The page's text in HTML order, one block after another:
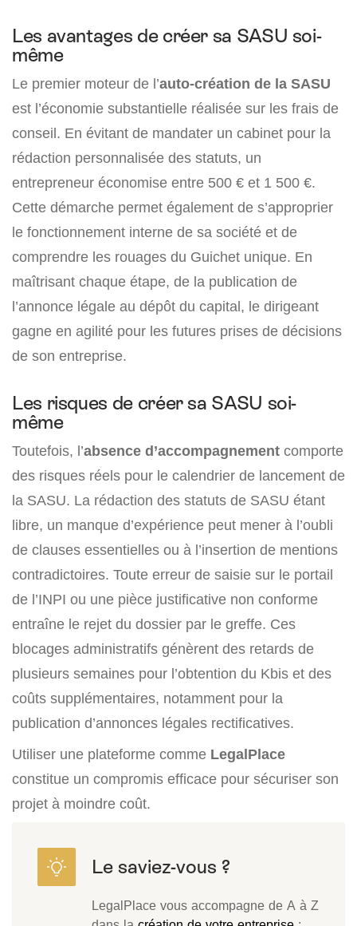
Les avantages de créer sa SASU soi-
même
Le premier moteur de l’auto-création de la SASU
est l’économie substantielle réalisée sur les frais de
conseil. En évitant de mandater un cabinet pour la
rédaction personnalisée des statuts, un
entrepreneur économise entre 500 € et 1 500 €.
Cette démarche permet également de s’approprier
le fonctionnement interne de sa société et de
comprendre les rouages du Guichet unique. En
maîtrisant chaque étape, de la publication de
l’annonce légale au dépôt du capital, le dirigeant
gagne en agilité pour les futures prises de décisions
de son entreprise.
Les risques de créer sa SASU soi-
même
Toutefois, l’absence d’accompagnement comporte
des risques réels pour le calendrier de lancement de
la SASU. La rédaction des statuts de SASU étant
libre, un manque d’expérience peut mener à l’oubli
de clauses essentielles ou à l’insertion de mentions
contradictoires. Toute erreur de saisie sur le portail
de l’INPI ou une pièce justificative non conforme
entraîne le rejet du dossier par le greffe. Ces
blocages administratifs génèrent des retards de
plusieurs semaines pour l’obtention du Kbis et des
coûts supplémentaires, notamment pour la
publication d’annonces légales rectificatives.
Utiliser une plateforme comme LegalPlace
constitue un compromis efficace pour sécuriser son
projet à moindre coût.
LegalPlace vous accompagne de A à Z